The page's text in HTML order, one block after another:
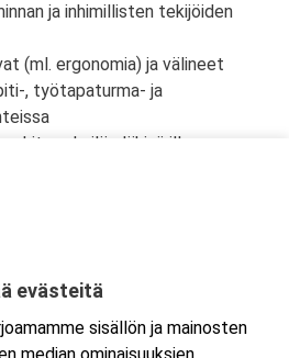
ja inhimillisten tekijöiden
(ml. ergonomia) ja välineet
, työtapaturma- ja
yksilön lähipiirille,
evästeitä
sisällön ja mainosten